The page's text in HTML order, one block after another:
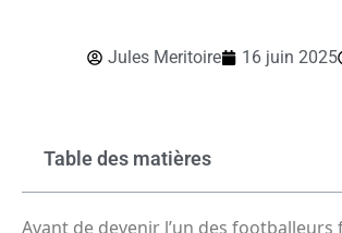
Jules Meritoire 16 juin 2025
Table des matières
Avant de devenir l’un des footballeurs